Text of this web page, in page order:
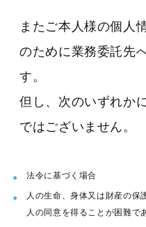
またご本人様の個人
のために業務委託先
す。
但し、次のいずれか
ではございません。
法令に基づく場合
人の生命、身体又は財産の保
人の同意を得ることが困難で